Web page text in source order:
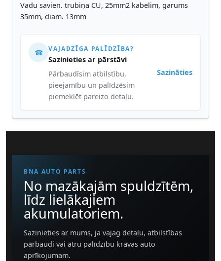
Vadu savien. trubiņa CU, 25mm2 kabelim, garums
35mm, diam. 13mm
☎ VAJADZĪGA PALĪDZĪBA?
Sazinieties ar pārstāvi
Pārbaudīsim atbilstību,
pieejamību un palīdzēsim
piemeklēt pareizo detaļu.
Sazināties
BNA AUTO PARTS
No mazākajām spuldzītēm,
līdz lielākajiem
akumulatoriem.
Sazinieties ar mums, ja vajag detaļu, atbilstības
pārbaudi vai ātru palīdzību kravas auto
aprīkojumam.